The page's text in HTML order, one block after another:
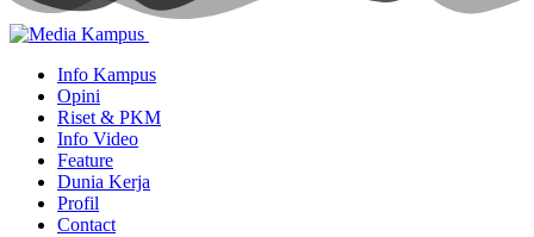
Info Kampus
Opini
Riset & PKM
Info Video
Feature
Dunia Kerja
Profil
Contact